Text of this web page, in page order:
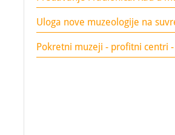
Uloga nove muzeologije na
Pokretni muzeji - profitni centri